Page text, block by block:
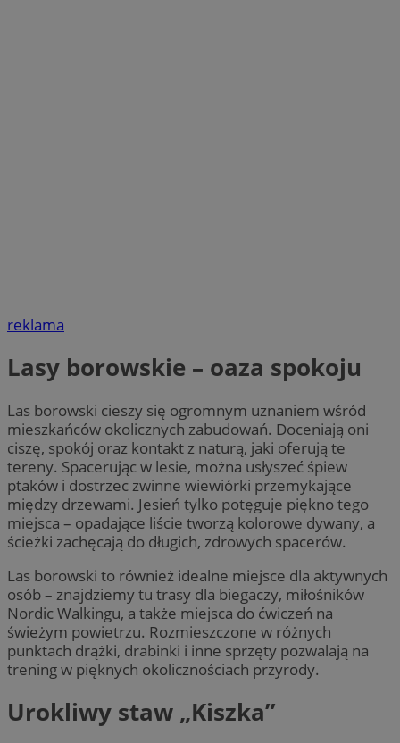
reklama
Lasy borowskie – oaza spokoju
Las borowski cieszy się ogromnym uznaniem wśród
mieszkańców okolicznych zabudowań. Doceniają oni
ciszę, spokój oraz kontakt z naturą, jaki oferują te
tereny. Spacerując w lesie, można usłyszeć śpiew
ptaków i dostrzec zwinne wiewiórki przemykające
między drzewami. Jesień tylko potęguje piękno tego
miejsca – opadające liście tworzą kolorowe dywany, a
ścieżki zachęcają do długich, zdrowych spacerów.
Las borowski to również idealne miejsce dla aktywnych
osób – znajdziemy tu trasy dla biegaczy, miłośników
Nordic Walkingu, a także miejsca do ćwiczeń na
świeżym powietrzu. Rozmieszczone w różnych
punktach drążki, drabinki i inne sprzęty pozwalają na
trening w pięknych okolicznościach przyrody.
Urokliwy staw „Kiszka”